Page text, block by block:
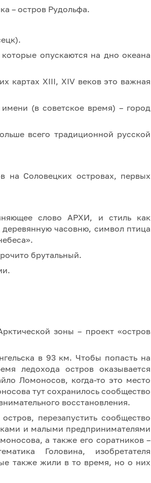
– остров Рудольфа.
опускаются на дно океана
картах XIII, XIV веков это важная
(в советское время) – город
всего традиционной русской
на Соловецких островах, первых
слово АРХИ, и стиль как
часовню, символ птица
брутальный.
зоны – проект «остров
в 93 км. Чтобы попасть на
ледохода остров оказывается
Ломоносов, когда-то это место
тут сохранилось сообщество
восстановления.
перезапустить сообщество
и малыми предпринимателями
а также его соратников –
Головина, изобретателя
также жили в то время, но о них